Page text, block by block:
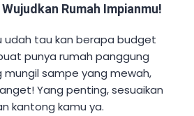
Rumah Impianmu!
udah tau kan berapa budget
punya rumah panggung
mungil sampe yang mewah,
Yang penting, sesuaikan
kantong kamu ya.